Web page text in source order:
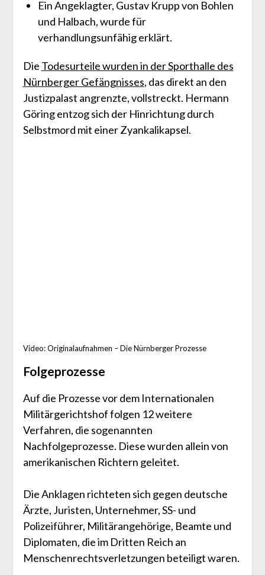
Ein Angeklagter, Gustav Krupp von Bohlen
und Halbach, wurde für
verhandlungsunfähig erklärt.
Die Todesurteile wurden in der Sporthalle des
Nürnberger Gefängnisses, das direkt an den
Justizpalast angrenzte, vollstreckt. Hermann
Göring entzog sich der Hinrichtung durch
Selbstmord mit einer Zyankalikapsel.
Video: Originalaufnahmen – Die Nürnberger Prozesse
Folgeprozesse
Auf die Prozesse vor dem Internationalen
Militärgerichtshof folgen 12 weitere
Verfahren, die sogenannten
Nachfolgeprozesse. Diese wurden allein von
amerikanischen Richtern geleitet.
Die Anklagen richteten sich gegen deutsche
Ärzte, Juristen, Unternehmer, SS- und
Polizeiführer, Militärangehörige, Beamte und
Diplomaten, die im Dritten Reich an
Menschenrechtsverletzungen beteiligt waren.